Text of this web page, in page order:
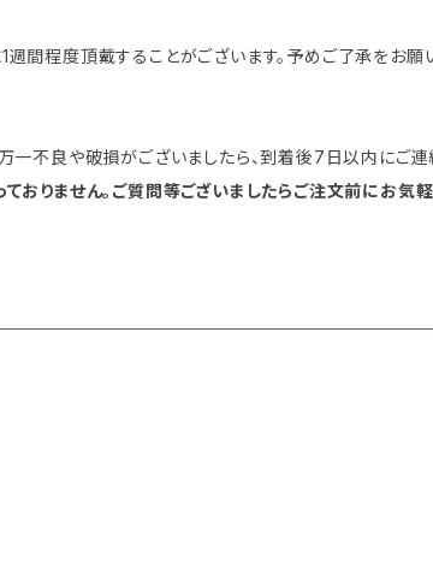
間程度頂戴することがございます。予めご了承をお願
一不良や破損がございましたら、到着後7日以内にご連
おりません。ご質問等ございましたらご注文前にお気軽